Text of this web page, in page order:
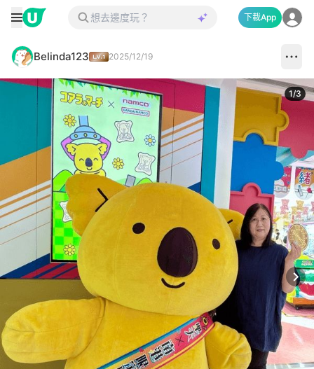
下載App
Belinda123 2025/12/19
1/3